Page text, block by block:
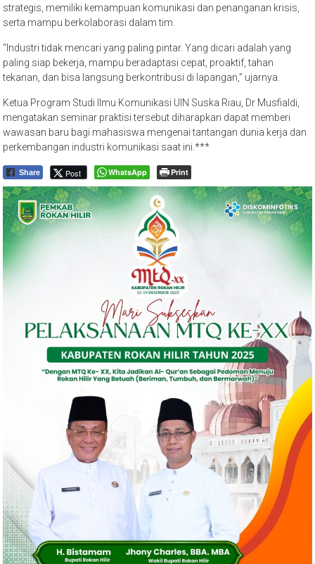
strategis, memiliki kemampuan komunikasi dan penanganan krisis,
serta mampu berkolaborasi dalam tim.
“Industri tidak mencari yang paling pintar. Yang dicari adalah yang
paling siap bekerja, mampu beradaptasi cepat, proaktif, tahan
tekanan, dan bisa langsung berkontribusi di lapangan,” ujarnya.
Ketua Program Studi Ilmu Komunikasi UIN Suska Riau, Dr Musfialdi,
mengatakan seminar praktisi tersebut diharapkan dapat memberi
wawasan baru bagi mahasiswa mengenai tantangan dunia kerja dan
perkembangan industri komunikasi saat ini.***
Share Post WhatsApp Print